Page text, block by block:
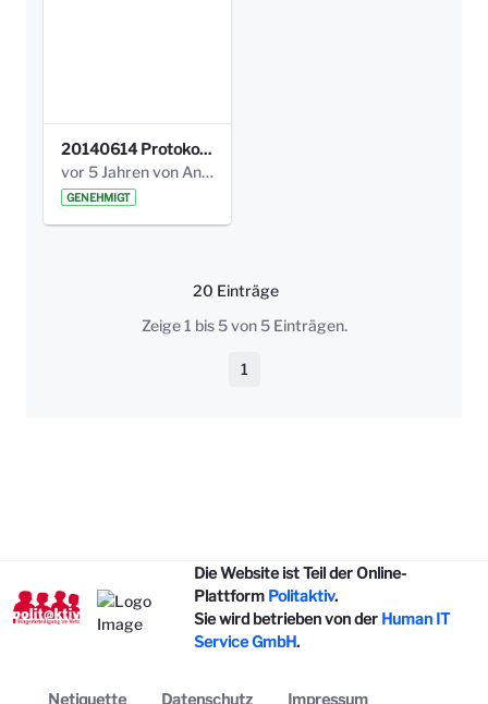
20140614 Protokoll Park Am Gesundheitsamt 00.pdf
vor 5 Jahren von Anni Schlumberger
GENEHMIGT
20 Einträge
Pro Seite
Zeige 1 bis 5 von 5 Einträgen.
Seite
1
Die Website ist Teil der Online-
Plattform Politaktiv.
Sie wird betrieben von der Human IT
Service GmbH.
Netiquette Datenschutz Impressum